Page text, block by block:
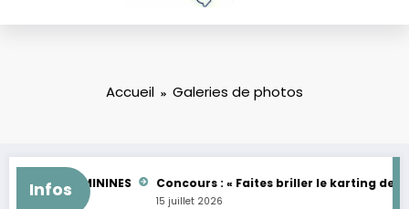
Accueil Galeries de photos
Infos
– FEMININES Concours : « Faites briller le karting des
15 juillet 2026